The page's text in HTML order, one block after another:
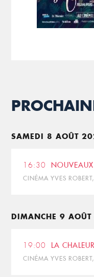
SAMEDI 8 AOÛT
16:30
CINÉMA YVES
DIMANCHE 9
19:00 LA CHALEUR
CINÉMA YVES